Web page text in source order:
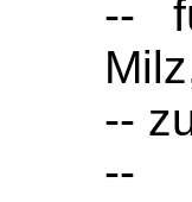
--
--
--